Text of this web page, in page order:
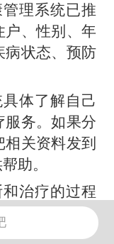
理系统已推
户、性别、年
病状态、预防
体了解自己
服务。如果分
关资料发到
助。
治疗的过程
措施；格外重
妇产妇的治